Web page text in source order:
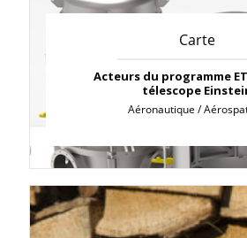
Carte
Acteurs du programme
télescope
Aéronautique /